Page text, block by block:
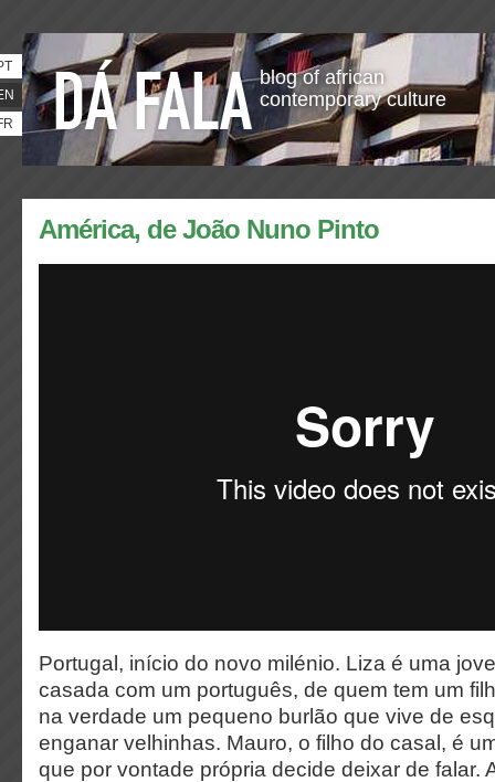
blog of african
contemporary culture
América, de João Nuno Pinto
Portugal, início do novo milénio. Liza é uma
casada com um português, de quem tem um
na verdade um pequeno burlão que vive de
enganar velhinhas. Mauro, o filho do casal, é
que por vontade própria decide deixar de falar.